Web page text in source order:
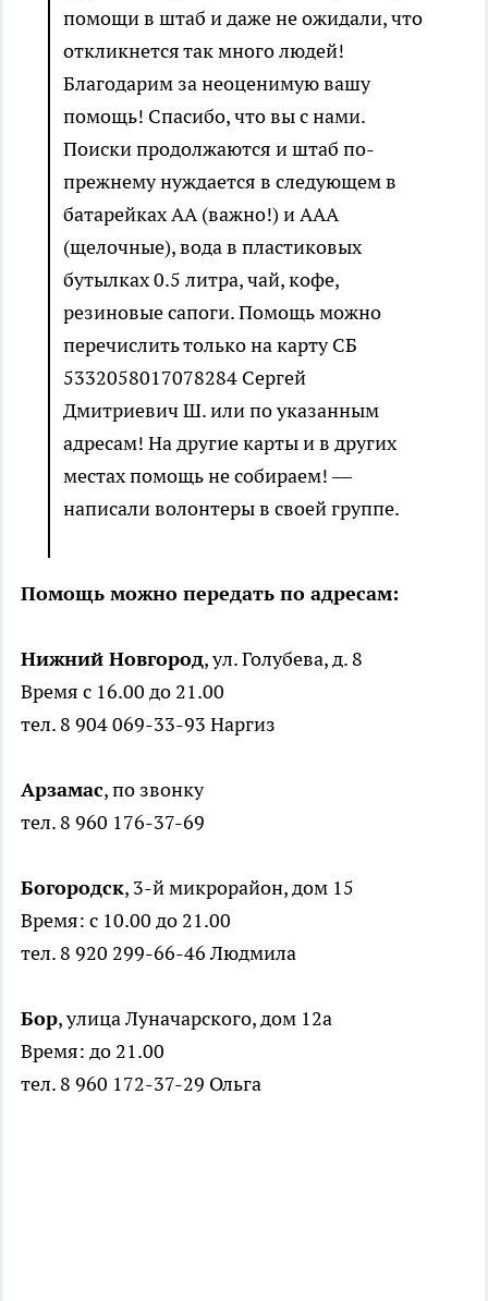
помощи в штаб и даже не ожидали, что
откликнется так много людей!
Благодарим за неоценимую вашу
помощь! Спасибо, что вы с нами.
Поиски продолжаются и штаб по-
прежнему нуждается в следующем в
батарейках АА (важно!) и ААА
(щелочные), вода в пластиковых
бутылках 0.5 литра, чай, кофе,
резиновые сапоги. Помощь можно
перечислить только на карту СБ
5332058017078284 Сергей
Дмитриевич Ш. или по указанным
адресам! На другие карты и в других
местах помощь не собираем! —
написали волонтеры в своей группе.
Помощь можно передать по адресам:
Нижний Новгород, ул. Голубева, д. 8
Время с 16.00 до 21.00
тел. 8 904 069-33-93 Наргиз
Арзамас, по звонку
тел. 8 960 176-37-69
Богородск, 3-й микрорайон, дом 15
Время: с 10.00 до 21.00
тел. 8 920 299-66-46 Людмила
Бор, улица Луначарского, дом 12а
Время: до 21.00
тел. 8 960 172-37-29 Ольга